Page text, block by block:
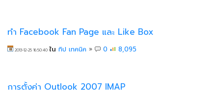
ทำ Facebook Fan Page และ Like Box
2013-12-25 16:50:40 ใน ทิป เทคนิค » 0 8,095
การตั้งค่า Outlook 2007 IMAP